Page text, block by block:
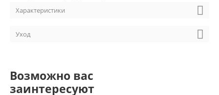
Характеристики
Уход
Возможно вас
заинтересуют